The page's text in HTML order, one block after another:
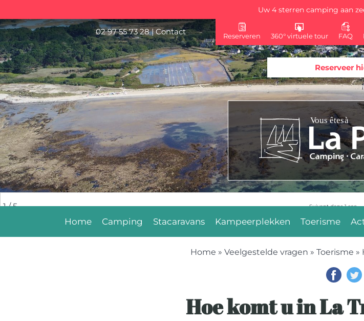
Uw 4 sterren camping aan
02 97 55 73 28|Contact Reserveren 360° virtuele tour FAQ
Reserveer
2/ 5 Suivant dans5sec.
Home Camping Stacaravans Kampeerplekken Toerisme
Home » Veelgestelde vragen » Toerisme »
Hoe komt u in La